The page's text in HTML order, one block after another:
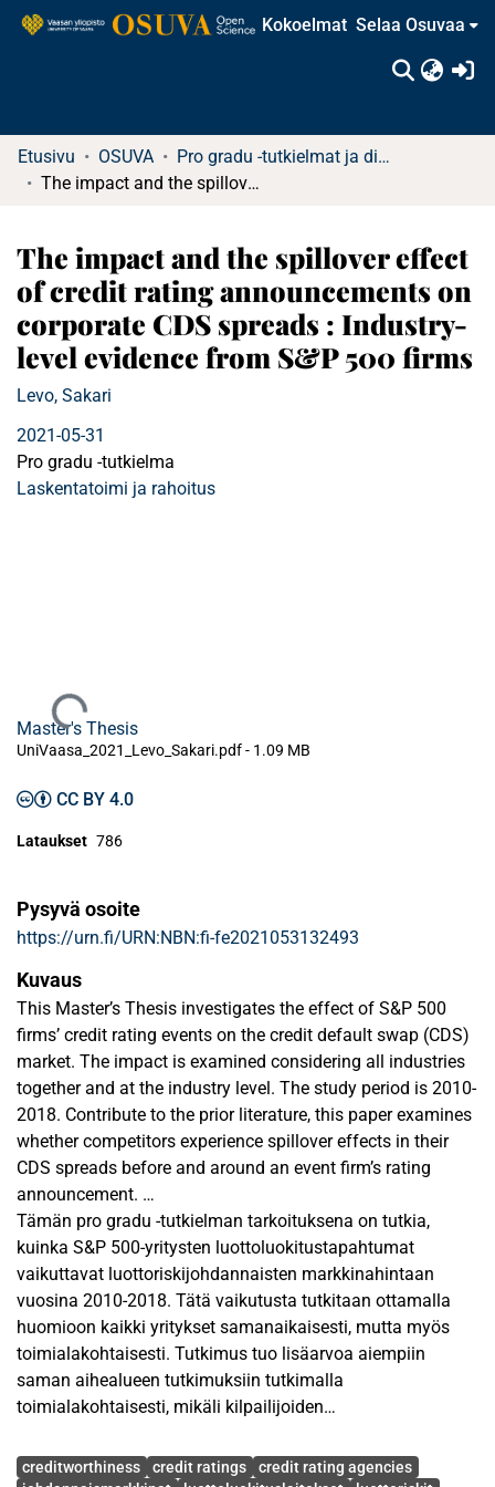
Kokoelmat Selaa Osuvaa
Etusivu OSUVA
Pro gradu -tutkielmat ja diplomityöt
The impact and the spillover effect of credit rating announcements on corporate CDS spreads : Industry-level evidence from S&P 500 firms
The impact and the spillover effect
of credit rating announcements on
corporate CDS spreads : Industry-
level evidence from S&P 500 firms
Levo, Sakari
2021-05-31
Pro gradu -tutkielma
Laskentatoimi ja rahoitus
Ladataan...
Master's Thesis
UniVaasa_2021_Levo_Sakari.pdf - 1.09 MB
CC BY 4.0
Lataukset 786
Pysyvä osoite
https://urn.fi/URN:NBN:fi-fe2021053132493
Kuvaus
This Master’s Thesis investigates the effect of S&P 500
firms’ credit rating events on the credit default swap (CDS)
market. The impact is examined considering all industries
together and at the industry level. The study period is 2010-
2018. Contribute to the prior literature, this paper examines
whether competitors experience spillover effects in their
CDS spreads before and around an event firm’s rating
announcement.
CDS spread is a direct price of credit risk and hence is
widely utilized to measure firms’ creditworthiness.
Generally, the higher a CDS spread, the more likely an entity
will default. CDS contract protects the buyer if a reference
entity, that is the issuer of a bond, defaults on a bond. The
use of credit derivatives as a hedging instrument for credit
risk has grown steadily during the 21st century.
Three major credit rating agencies (CRAs) are Standard &
Tämän pro gradu -tutkielman tarkoituksena on tutkia,
kuinka S&P 500-yritysten luottoluokitustapahtumat
vaikuttavat luottoriskijohdannaisten markkinahintaan
vuosina 2010-2018. Tätä vaikutusta tutkitaan ottamalla
huomioon kaikki yritykset samanaikaisesti, mutta myös
toimialakohtaisesti. Tutkimus tuo lisäarvoa aiempiin
saman aihealueen tutkimuksiin tutkimalla
toimialakohtaisesti, mikäli kilpailijoiden
ennen luottoluokitustapahtumaa ja sen aikana.
Avainsanat
creditworthiness credit ratings
credit rating agencies